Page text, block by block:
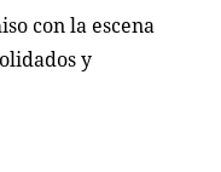
con la escena
y